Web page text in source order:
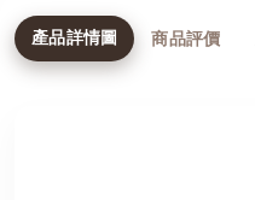
產品詳情圖 商品評價